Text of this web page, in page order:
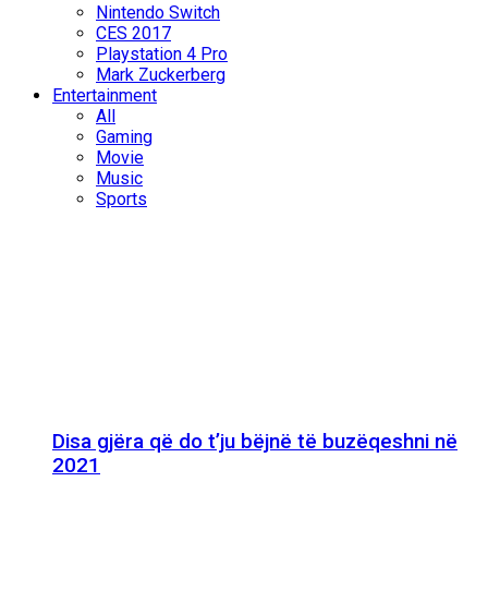
Nintendo Switch
CES 2017
Playstation 4 Pro
Mark Zuckerberg
Entertainment
All
Gaming
Movie
Music
Sports
Disa gjëra që do t’ju bëjnë të buzëqeshni në
2021